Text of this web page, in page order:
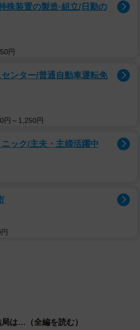
殊装置の製造·組立/日勤の
円
ンター/普通自動車運転免
円～1,250円
ック/主夫・主婦活躍中
は…（全編を読む）